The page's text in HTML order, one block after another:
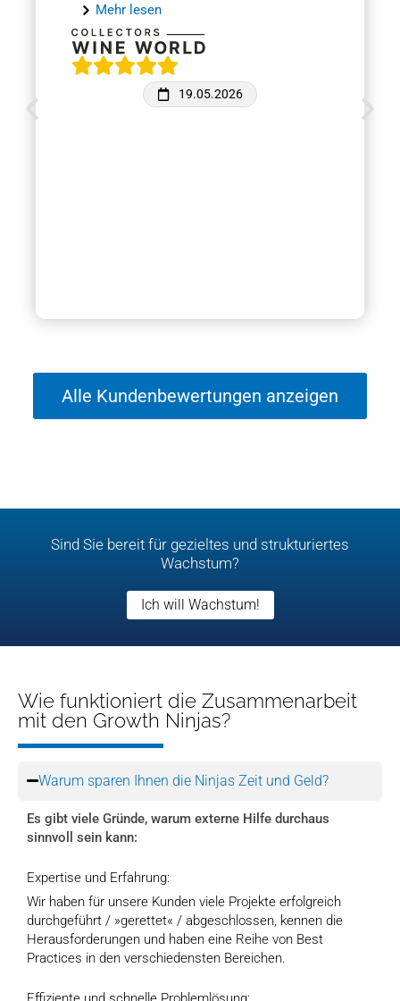
Mehr lesen
19.05.2026
Alle Kundenbewertungen anzeigen
Sind Sie bereit für gezieltes und strukturiertes
Wachstum?
Ich will Wachstum!
Wie funktioniert die Zusammenarbeit
mit den Growth Ninjas?
Warum sparen Ihnen die Ninjas Zeit und Geld?
Es gibt viele Gründe, warum externe Hilfe durchaus
sinnvoll sein kann:
Expertise und Erfahrung:
Wir haben für unsere Kunden viele Projekte erfolgreich
durchgeführt / »gerettet« / abgeschlossen, kennen die
Herausforderungen und haben eine Reihe von Best
Practices in den verschiedensten Bereichen.